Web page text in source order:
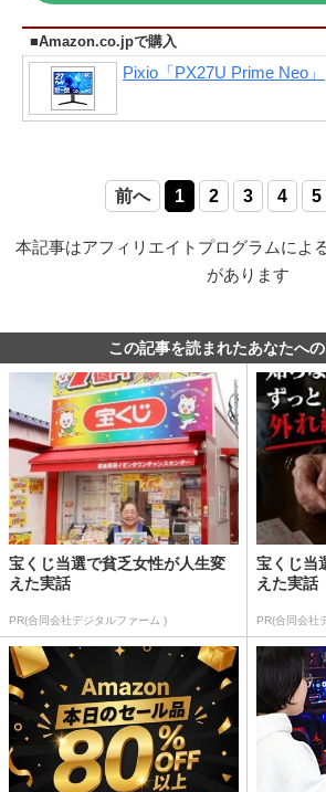
■Amazon.co.jpで購入
Pixio「PX27U Prime Neo」
前へ 1 2 3 4 5
本記事はアフィリエイトプログラムによ
があります
この記事を読まれたあなたへ
宝くじ当選で貧乏女性が人生変
えた実話
PR(合同会社デジタルファーム )
宝くじ当
えた実話
PR(合同会社